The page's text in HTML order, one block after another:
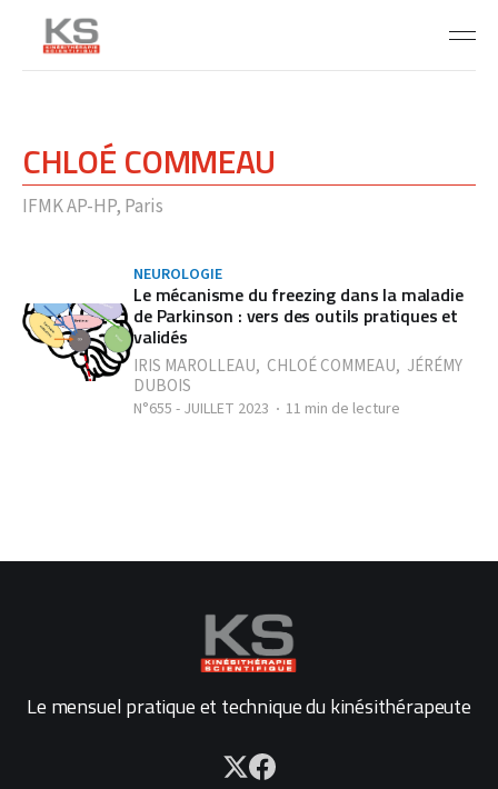
CHLOÉ COMMEAU
IFMK AP-HP, Paris
NEUROLOGIE
Le mécanisme du freezing dans la maladie
de Parkinson : vers des outils pratiques et
validés
IRIS MAROLLEAU, CHLOÉ COMMEAU, JÉRÉMY
DUBOIS
N°655 - JUILLET 2023 11 min de lecture
Le mensuel pratique et technique du kinésithérapeute